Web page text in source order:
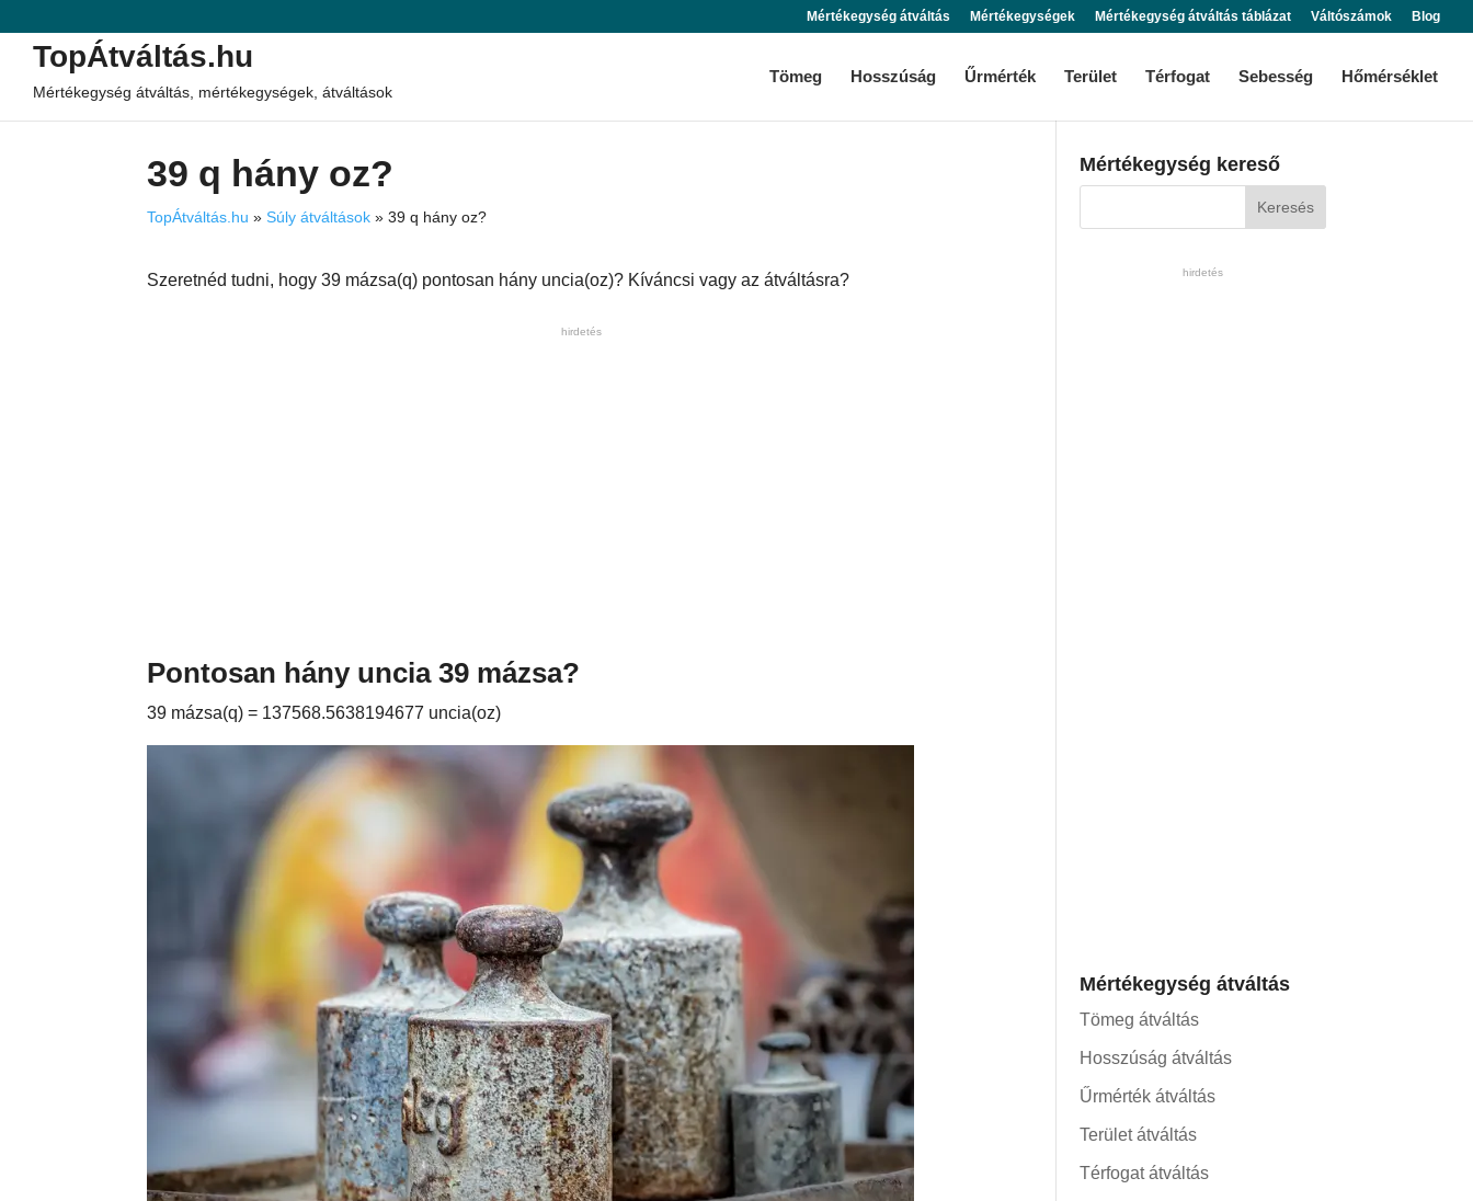
Mértékegység átváltás Mértékegységek Mértékegység átváltás táblázat Váltószámok Blog
TopÁtváltás.hu
Mértékegység átváltás, mértékegységek, átváltások
Tömeg Hosszúság Űrmérték Terület Térfogat Sebesség Hőmérséklet
39 q hány oz?
TopÁtváltás.hu »Súly átváltások »39 q hány oz?
Szeretnéd tudni, hogy 39 mázsa(q) pontosan hány uncia(oz)? Kíváncsi vagy az átváltásra?
hirdetés
Pontosan hány uncia 39 mázsa?
39 mázsa(q) = 137568.5638194677 uncia(oz)
Mértékegység kereső
hirdetés
Mértékegység átváltás
Tömeg átváltás
Hosszúság átváltás
Űrmérték átváltás
Terület átváltás
Térfogat átváltás